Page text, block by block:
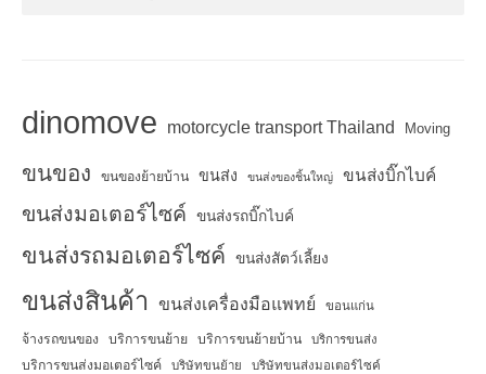
dinomove motorcycle transport Thailand Moving
ขนของ ขนของย้ายบ้าน ขนส่ง ขนส่งของชิ้นใหญ่ ขนส่งบิ๊กไบค์
ขนส่งมอเตอร์ไซค์ ขนส่งรถบิ๊กไบค์
ขนส่งรถมอเตอร์ไซค์ ขนส่งสัตว์เลี้ยง
ขนส่งสินค้า ขนส่งเครื่องมือแพทย์ ขอนแก่น
จ้างรถขนของ บริการขนย้าย บริการขนย้ายบ้าน บริการขนส่ง
บริการขนส่งมอเตอร์ไซค์ บริษัทขนย้าย บริษัทขนส่งมอเตอร์ไซค์